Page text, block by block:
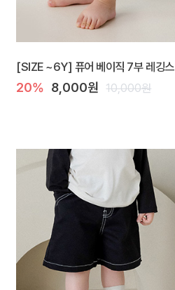
[SIZE ~6Y] 퓨어 베이직 7부 레깅스
20% 8,000원 10,000원